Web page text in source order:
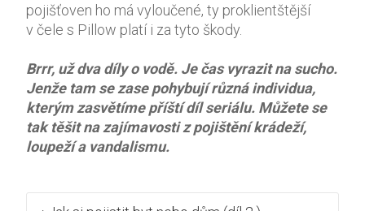
pojišťoven ho má vyloučené, ty proklientštější
v čele s Pillow platí i za tyto škody.
Brrr, už dva díly o vodě. Je čas vyrazit na sucho.
Jenže tam se zase pohybují různá individua,
kterým zasvětíme příští díl seriálu. Můžete se
tak těšit na zajímavosti z pojištění krádeží,
loupeží a vandalismu.